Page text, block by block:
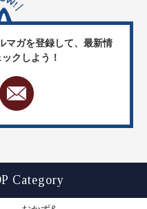
ガを登録して、 最新情
クしよう！
Category